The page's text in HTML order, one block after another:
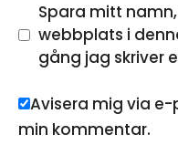
Spara mitt
webbplats i
gång jag skriver
Avisera mig via
min kommentar.